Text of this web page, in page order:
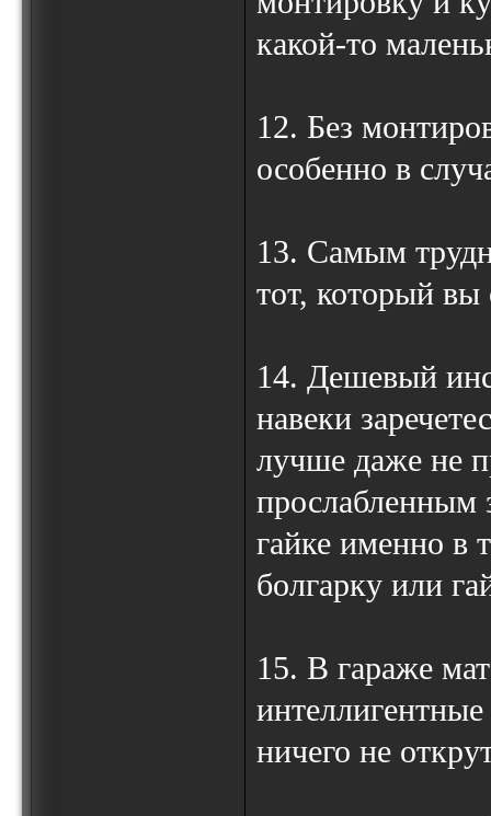
какой-то
12. Без
особенно в
13. Самым
тот, который
14. Дешевый
навеки
лучше даже не
прослабленным
гайке именно в
болгарку или
15. В гараже
ничего не